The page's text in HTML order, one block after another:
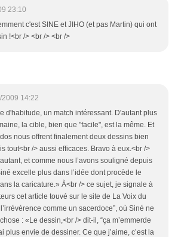
23:10
c'est SINE et JIHO (et pas Martin) qui ont
!<br /> <br /> <br />
2009 14:22
d'habitude, un match intéressant. D'autant plus
la cible, bien que "facile", est la même. Et
nous offrent finalement deux dessins bien
tout<br /> aussi efficaces. Bravo à eux.<br />
et comme nous l’avons souligné depuis
excelle plus dans l’idée dont procède le
la caricature.» À<br /> ce sujet, je signale à
cet article touvé sur le site de La Voix du
comme un sacerdoce”, où Siné ne
: «Le dessin,<br /> dit-il, “ça m’emmerde
plus envie de dessiner. Ce que j’aime, c’est la